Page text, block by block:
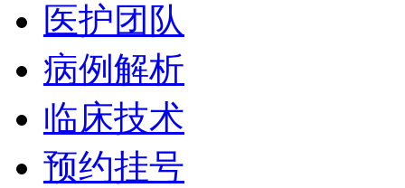
医护团队
病例解析
临床技术
预约挂号